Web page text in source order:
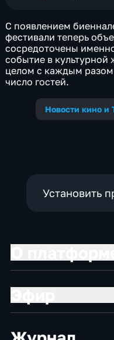
С появлением
фестивали теперь
сосредоточены
событие в культурной
целом с каждым разом
число гостей.
Новости кино и
Установить